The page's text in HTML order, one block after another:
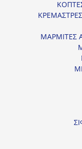
ΜΑΡΜΙΤΕΣ